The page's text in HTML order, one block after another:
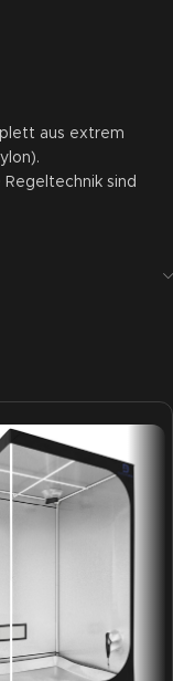
aus extrem
sind